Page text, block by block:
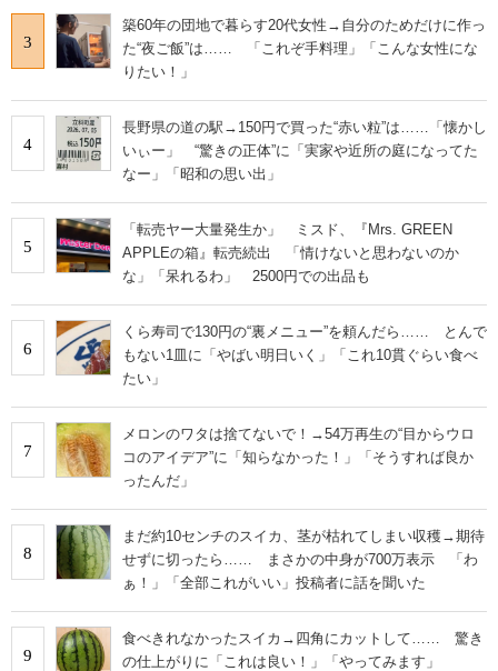
3
築60年の団地で暮らす20代女性→自分のためだけに作っ
た“夜ご飯”は…… 「これぞ手料理」「こんな女性にな
りたい！」
4
長野県の道の駅→150円で買った“赤い粒”は……「懐かし
いぃー」 “驚きの正体”に「実家や近所の庭になってた
なー」「昭和の思い出」
5
「転売ヤー大量発生か」 ミスド、『Mrs. GREEN
APPLEの箱』転売続出 「情けないと思わないのか
な」「呆れるわ」 2500円での出品も
6
くら寿司で130円の“裏メニュー”を頼んだら…… とんで
もない1皿に「やばい明日いく」「これ10貫ぐらい食べ
たい」
7
メロンのワタは捨てないで！→54万再生の“目からウロ
コのアイデア”に「知らなかった！」「そうすれば良か
ったんだ」
8
まだ約10センチのスイカ、茎が枯れてしまい収穫→期待
せずに切ったら…… まさかの中身が700万表示 「わ
ぁ！」「全部これがいい」投稿者に話を聞いた
9
食べきれなかったスイカ→四角にカットして…… 驚き
の仕上がりに「これは良い！」「やってみます」